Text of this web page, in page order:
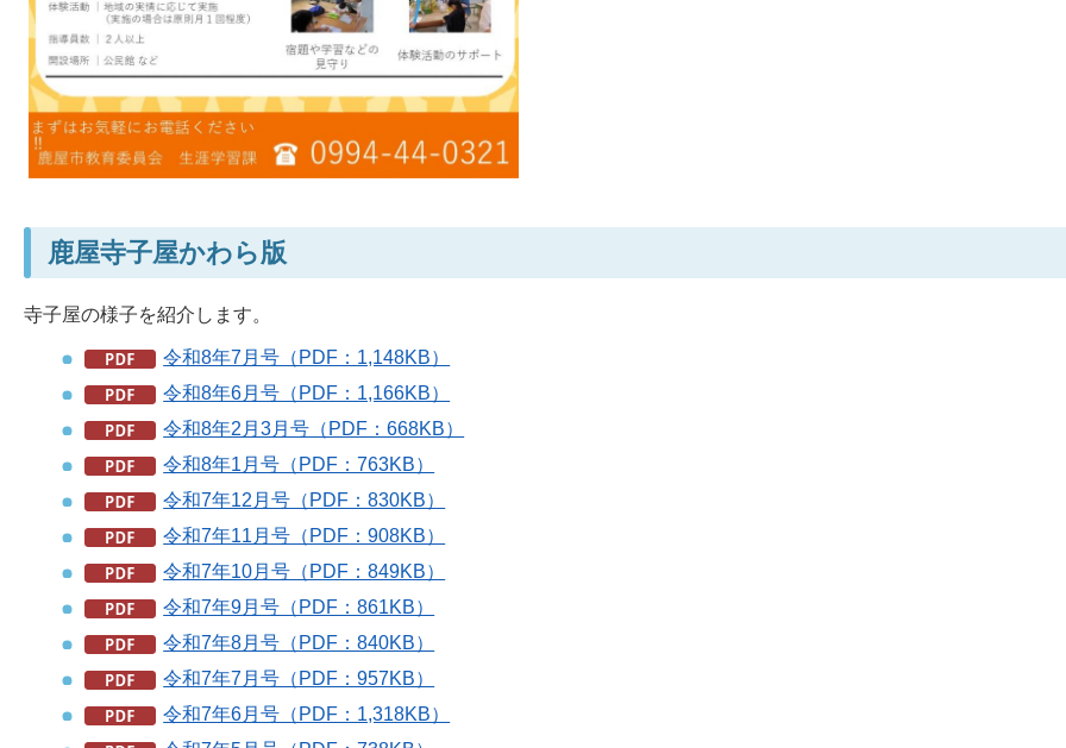
鹿屋寺子屋かわら版
寺子屋の様子を紹介します。
令和8年7月号（PDF：1,148KB）
令和8年6月号（PDF：1,166KB）
令和8年2月3月号（PDF：668KB）
令和8年1月号（PDF：763KB）
令和7年12月号（PDF：830KB）
令和7年11月号（PDF：908KB）
令和7年10月号（PDF：849KB）
令和7年9月号（PDF：861KB）
令和7年8月号（PDF：840KB）
令和7年7月号（PDF：957KB）
令和7年6月号（PDF：1,318KB）